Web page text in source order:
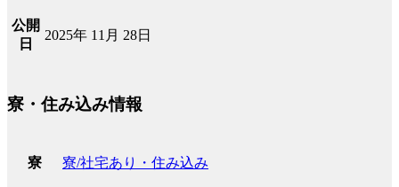
公開
日
2025年 11月 28日
寮・住み込み情報
寮 寮/社宅あり・住み込み